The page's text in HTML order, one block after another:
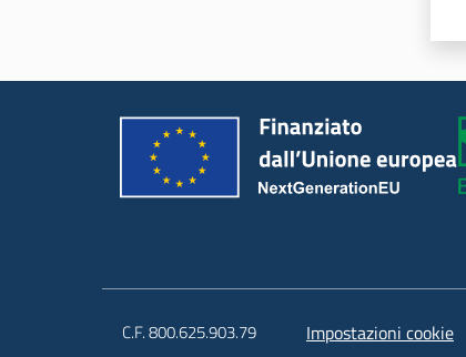
C.F. 800.625.903.79 Impostazioni cookie